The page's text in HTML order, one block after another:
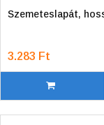
Szemeteslapát,
3.283 Ft